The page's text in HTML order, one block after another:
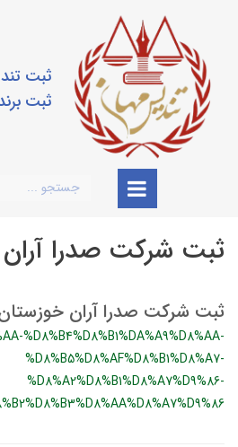
ثبت
ثبت
ثبت شرکت صدرا
ثبت شرکت صدرا آران
%D8%B4%D8%B1%DA%A9%D8%AA-
%D8%B5%D8%AF%D8%B1%D8%A7-
%D8%A2%D8%B1%D8%A7%D9%86-